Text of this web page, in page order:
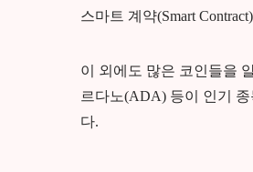
스마트 계약(Smart
이 외에도 많은 코인들을
르다노(ADA) 등이 인기
다.